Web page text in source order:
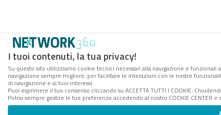
I tuoi contenuti, la tua privacy!
Su questo sito utilizziamo cookie tecnici necessari alla navigazione e
navigazione sempre migliore, per facilitare le interazioni con le nostre
di navigazione e ai tuoi interessi.
Puoi esprimere il tuo consenso cliccando su ACCETTA TUTTI I COOKIE.
Potrai sempre gestire le tue preferenze accedendo al nostro COOKIE